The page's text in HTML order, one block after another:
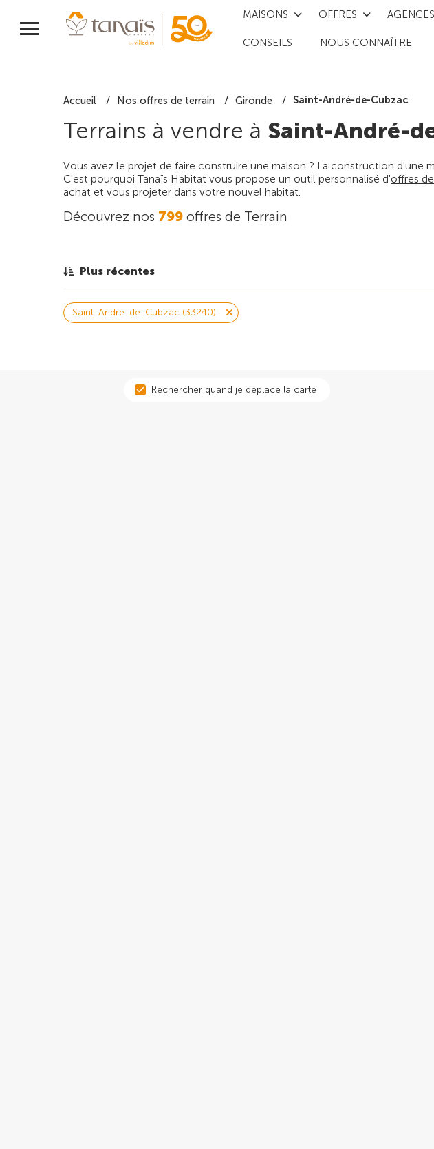
MAISONS OFFRES AGENCES
CONSEILS NOUS CONNAÎTRE
Accueil Nos offres de terrain Gironde Saint-André-de-Cubzac
Terrains à vendre à Saint-André-
Vous avez le projet de faire construire une maison ? La construction d'une
C'est pourquoi Tanaïs Habitat vous propose un outil personnalisé d'offres
achat et vous projeter dans votre nouvel habitat.
Découvrez nos 799 offres de Terrain
Plus récentes
Saint-André-de-Cubzac (33240)
Rechercher quand je déplace la carte